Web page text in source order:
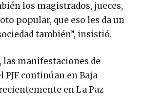
los magistrados, jueces,
popular, que eso les da un
también”, insistió.
manifestaciones de
PJF continúan en Baja
en La Paz